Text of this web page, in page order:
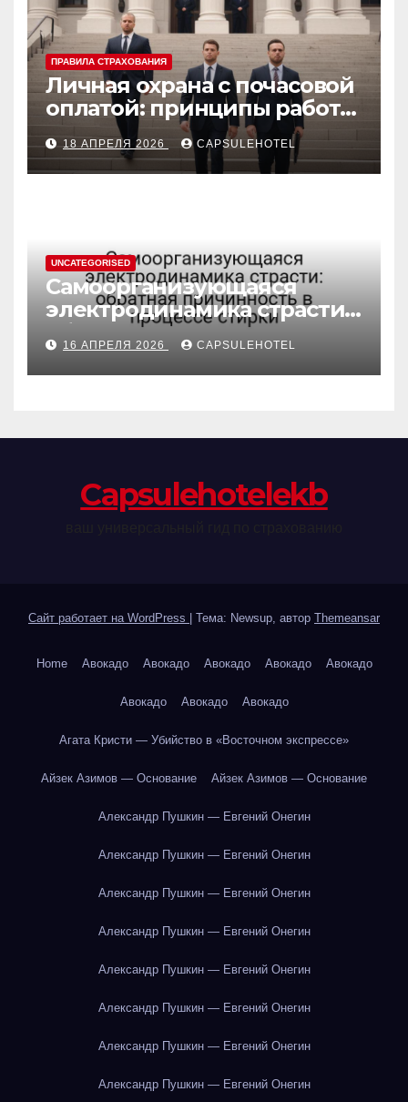
ПРАВИЛА СТРАХОВАНИЯ
Личная охрана с почасовой
оплатой: принципы работы
и правовые аспекты
18 АПРЕЛЯ 2026 CAPSULEHOTEL
UNCATEGORISED
Самоорганизующаяся
электродинамика страсти:
обратная причинность в
процессе стирки
16 АПРЕЛЯ 2026 CAPSULEHOTEL
Сapsulehotelekb
Сайт работает на WordPress Тема: Newsup, автор Themeansar
Home Авокадо Авокадо Авокадо Авокадо Авокадо
Авокадо Авокадо Авокадо
Агата Кристи — Убийство в «Восточном экспрессе»
Айзек Азимов — Основание Айзек Азимов — Основание
Александр Пушкин — Евгений Онегин
Александр Пушкин — Евгений Онегин
Александр Пушкин — Евгений Онегин
Александр Пушкин — Евгений Онегин
Александр Пушкин — Евгений Онегин
Александр Пушкин — Евгений Онегин
Александр Пушкин — Евгений Онегин
Александр Пушкин — Евгений Онегин